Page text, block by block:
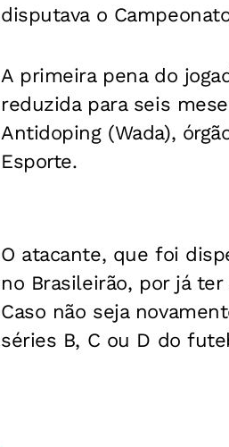
disputava o
A primeira pena do
reduzida para seis
Antidoping (Wada),
Esporte.
O atacante, que foi
no Brasileirão, por já
Caso não seja
séries B, C ou D do